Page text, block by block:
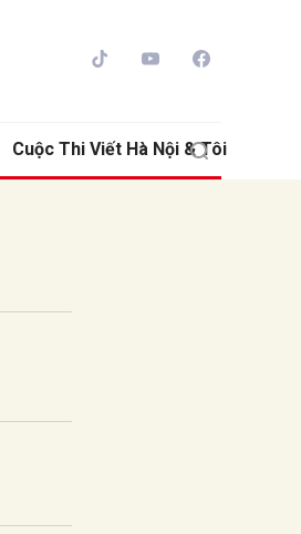
Cuộc Thi Viết Hà Nội & Tôi